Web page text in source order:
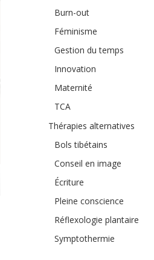
Burn-out
Féminisme
Gestion du temps
Innovation
Maternité
TCA
Thérapies alternatives
Bols tibétains
Conseil en image
Écriture
Pleine conscience
Réflexologie plantaire
Symptothermie